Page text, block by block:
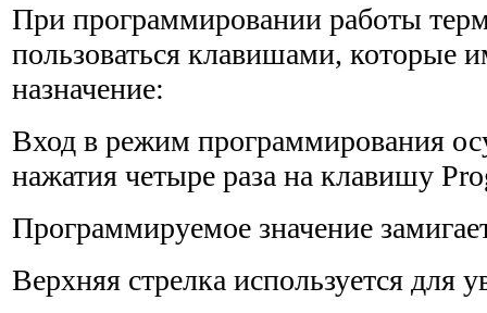
При программировании работы
пользоваться клави­шами, которые
назначение:
Вход в режим программирования
нажатия четыре раза на клавишу
Программируемое значение
Верхняя стрелка используется для